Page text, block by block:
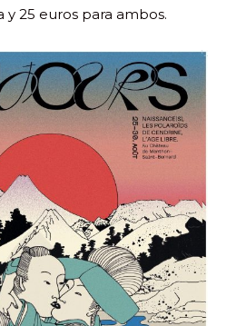
y 25 euros para ambos.